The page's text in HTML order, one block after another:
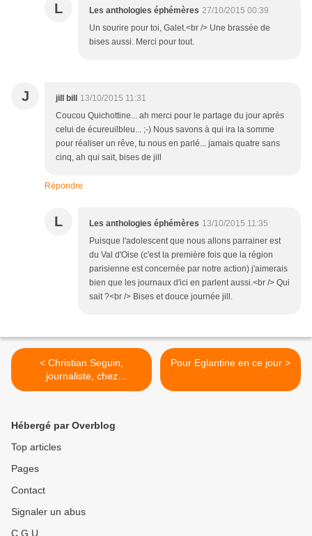
L Les anthologies éphémères 27/10/2015 00:39
Un sourire pour toi, Galet.<br /> Une brassée de
bises aussi. Merci pour tout.
J jill bill
13/10/2015 11:31
Coucou Quichottine... ah merci pour le partage du jour après
celui de écureuilbleu... ;-) Nous savons à qui ira la somme
pour réaliser un rêve, tu nous en parlé... jamais quatre sans
cinq, ah qui sait, bises de jill
Répondre
L Les anthologies éphémères 13/10/2015 11:35
Puisque l'adolescent que nous allons parrainer est
du Val d'Oise (c'est la première fois que la région
parisienne est concernée par notre action) j'aimerais
bien que les journaux d'ici en parlent aussi.<br /> Qui
sait ?<br /> Bises et douce journée jill.
< Christian Seguin,
journaliste, chez
Ecureuilbleu
Pour Eglantine en ce jour >
Hébergé par Overblog
Top articles
Pages
Contact
Signaler un abus
C.G.U.